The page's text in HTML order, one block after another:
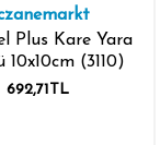
Plus Kare Yara
10x10cm (3110)
692,71TL